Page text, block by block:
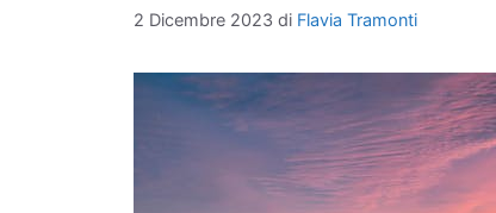
2 Dicembre 2023 di Flavia Tramonti